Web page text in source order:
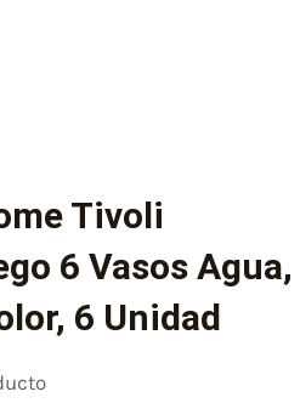
Tivoli
6 Vasos Agua,
6 Unidad